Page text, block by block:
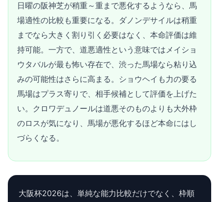
日曜の阪神芝が稍重～重まで悪化するようなら、馬
場適性の比較も重要になる。ダノンデサイルは稍重
までなら大きく割り引く必要はなく、本命評価は維
持可能。一方で、道悪適性という意味ではメイショ
ウタバルが最も怖い存在で、渋った馬場なら粘り込
みの可能性はさらに高まる。ショウヘイも力の要る
馬場はプラス寄りで、相手候補として評価を上げた
い。クロワデュノールは道悪そのものよりも大外枠
のロスが気になり、馬場が悪化するほど本命にはし
づらくなる。
大阪杯2026は、単純な能力比較だけでなく、枠順